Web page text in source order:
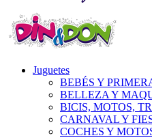
Juguetes
BEBÉS Y
BELLEZA Y
BICIS, MOTOS,
CARNAVAL Y
COCHES Y